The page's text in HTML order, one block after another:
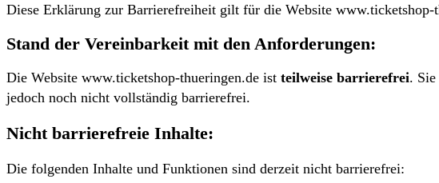
Diese Erklärung zur Barrierefreiheit gilt für die Website www.ticketshop-
Stand der Vereinbarkeit mit den Anforderungen:
Die Website www.ticketshop-thueringen.de ist teilweise barrierefrei.
jedoch noch nicht vollständig barrierefrei.
Nicht barrierefreie Inhalte:
Die folgenden Inhalte und Funktionen sind derzeit nicht barrierefrei: